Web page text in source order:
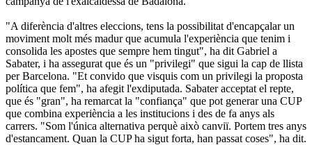
"A diferència d'altres eleccions, tens la possibilitat d'encapçalar un
moviment molt més madur que acumula l'experiència que tenim i
consolida les apostes que sempre hem tingut", ha dit Gabriel a
Sabater, i ha assegurat que és un "privilegi" que sigui la cap de llista
per Barcelona. "Et convido que visquis com un privilegi la proposta
política que fem", ha afegit l'exdiputada. Sabater acceptat el repte,
que és "gran", ha remarcat la "confiança" que pot generar una CUP
que combina experiència a les institucions i des de fa anys als
carrers. "Som l'única alternativa perquè això canviï. Portem tres anys
d'estancament. Quan la CUP ha sigut forta, han passat coses", ha dit.